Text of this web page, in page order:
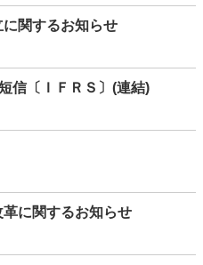
関するお知らせ
信〔ＩＦＲＳ〕(連結)
に関するお知らせ